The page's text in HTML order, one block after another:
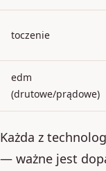
toczenie
edm
(drutowe/prądowe)
Każda z
— ważne jest